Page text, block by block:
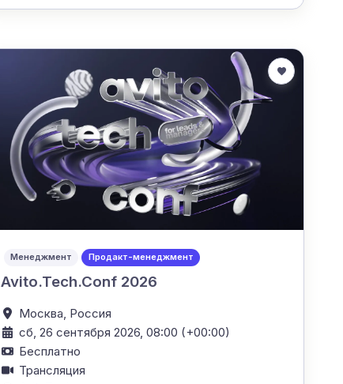
Менеджмент Продакт-менеджмент
Avito.Tech.Conf 2026
Москва, Россия
сб, 26 сентября 2026, 08:00 (+00:00)
Бесплатно
Трансляция